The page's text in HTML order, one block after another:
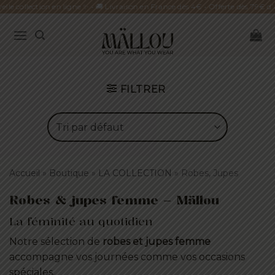
Passer
contenu
collection en ligne ✨ • 🚚 Livraison en France dès 4€ • Offerte dès 79€
FILTRER
Accueil » Boutique » LA COLLECTION » Robes, Jupes
Robes & jupes femme – Mällou
La féminité au quotidien
Notre sélection de robes et jupes femme
accompagne vos journées comme vos occasions
spéciales.